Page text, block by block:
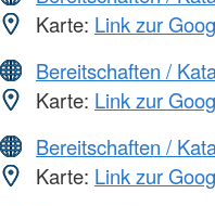
Karte: Link zur
Bereitschaften /
Karte: Link zur
Bereitschaften /
Karte: Link zur